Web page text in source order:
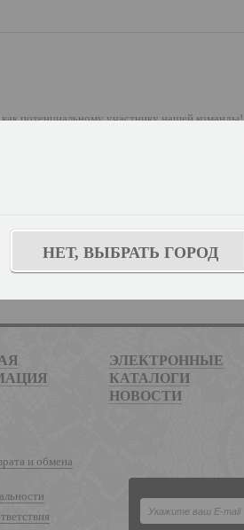
потенциальному участнику нашей команды!
и обмена
ЭЛЕКТРОННЫЕ
КАТАЛОГИ
НОВОСТИ
НЕТ, ВЫБРАТЬ ГОРОД